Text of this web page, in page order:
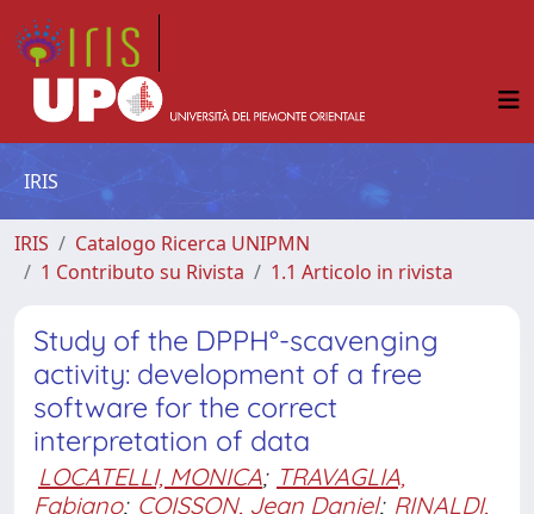
IRIS
IRIS
Catalogo Ricerca UNIPMN
1 Contributo su Rivista
1.1 Articolo in rivista
Study of the DPPH°-scavenging
activity: development of a free
software for the correct
interpretation of data
LOCATELLI, MONICA; TRAVAGLIA,
Fabiano; COISSON, Jean Daniel; RINALDI,